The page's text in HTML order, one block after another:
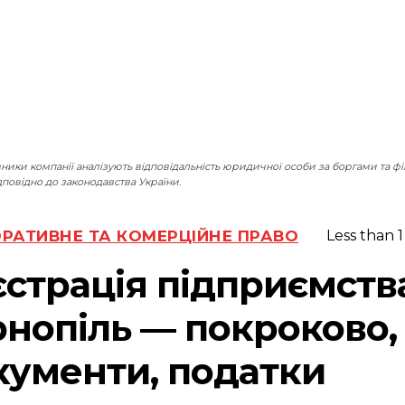
компанії аналізують відповідальність юридичної особи за боргами та
до законодавства України.
ТА КОМЕРЦІЙНЕ ПРАВО Less than 1
— покроково,
податки